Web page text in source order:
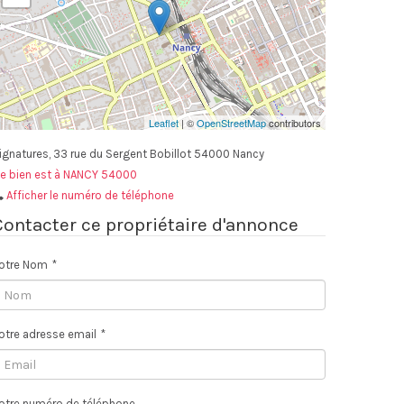
Leaflet| ©OpenStreetMapcontributors
33 rue du Sergent Bobillot 54000 Nancy
bien est à NANCY 54000
Afficher le numéro de téléphone
ce propriétaire d'annonce
Nom *
adresse email *